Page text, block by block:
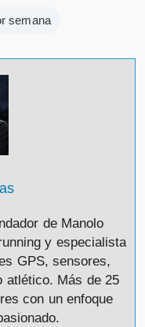
semana
de Manolo
y especialista
GPS, sensores,
atlético. Más de 25
con un enfoque